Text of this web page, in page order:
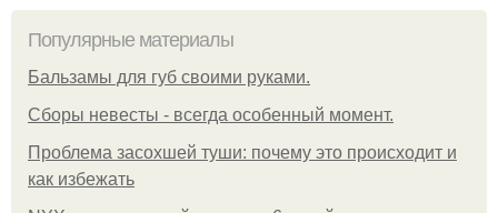
Популярные материалы
Бальзамы для губ своими руками.
Сборы невесты - всегда особенный момент.
Проблема засохшей туши: почему это происходит и
как избежать